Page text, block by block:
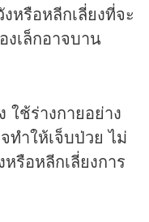
หรือหลีกเลี่ยงที่จะ
งเล็กอาจบาน
ใช้ร่างกายอย่าง
ทำให้เจ็บป่วย ไม่
รือหลีกเลี่ยงการ